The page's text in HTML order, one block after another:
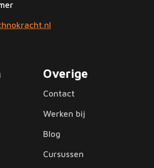
Overige
Contact
Werken bij
Blog
Cursussen